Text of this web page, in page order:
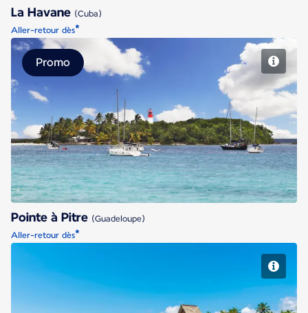
La Havane (Cuba)
Aller-retour dès*
Pointe à Pitre
Promo
Pointe à Pitre (Guadeloupe)
Aller-retour dès*